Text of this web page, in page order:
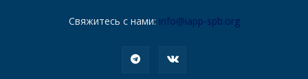
Свяжитесь с нами: info@iapp-spb.org